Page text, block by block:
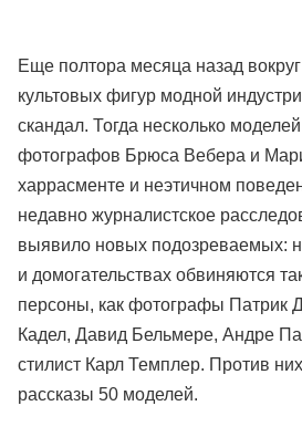
Еще полтора месяца назад
культовых фигур модной
скандал. Тогда несколько
фотографов Брюса Вебера и
харрасменте и неэтичном
недавно журналистское
выявило новых подозреваемых:
и домогательствах обвиняются
персоны, как фотографы Патрик
Кадел, Давид Бельмере, Андре
стилист Карл Темплер. Против
рассказы 50 моделей.